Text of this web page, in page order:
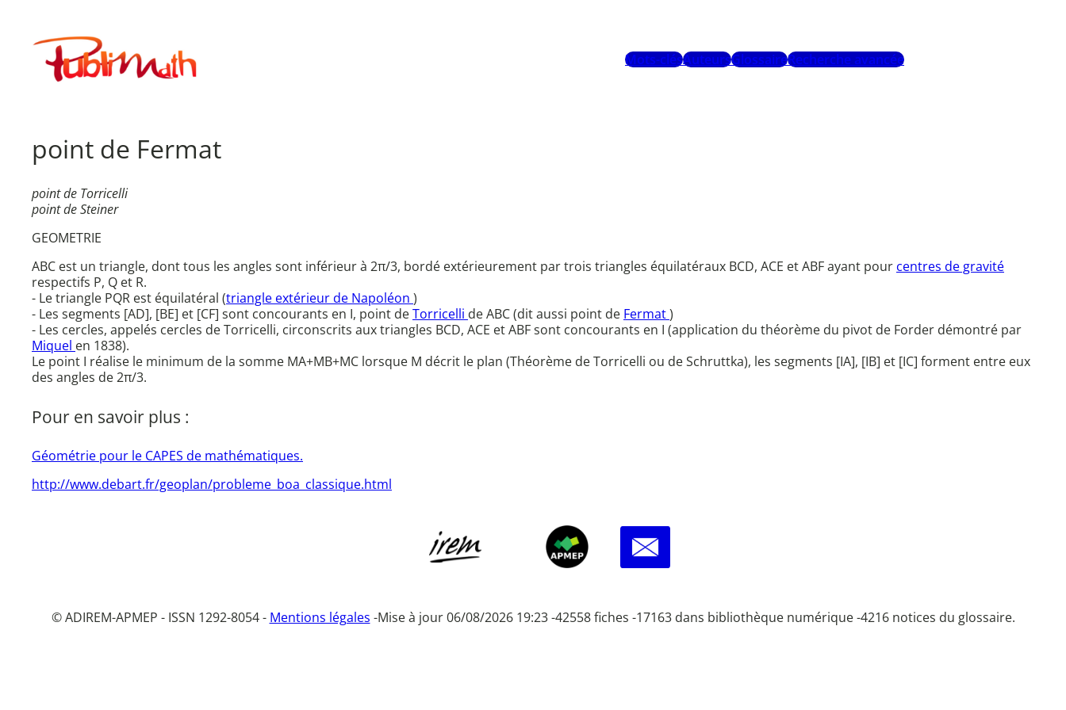
contenuPublimath
Mots-clésAuteursGlossaireRecherche avancée
point de Fermat
point de Torricelli
point de Steiner
GEOMETRIE
ABC est un triangle, dont tous les angles sont inférieur à 2π/3, bordé extérieurement par trois triangles équilatéraux BCD, ACE et ABF ayant pour centres de gravité
respectifs P, Q et R.
- Le triangle PQR est équilatéral (triangle extérieur de Napoléon )
- Les segments [AD], [BE] et [CF] sont concourants en I, point deTorricelli de ABC (dit aussi point de Fermat)
- Les cercles, appelés cercles de Torricelli, circonscrits aux triangles BCD, ACE et ABF sont concourants en I (application du théorème du pivot de Forder démontré par
Miquel en 1838).
Le point I réalise le minimum de la somme MA+MB+MC lorsque M décrit le plan (Théorème de Torricelli ou de Schruttka), les segments [IA], [IB] et [IC] forment entre eux
des angles de 2π/3.
Pour en savoir plus :
Géométrie pour le CAPES de mathématiques.
http://www.debart.fr/geoplan/probleme_boa_classique.html
© ADIREM-APMEP - ISSN 1292-8054 - Mentions légales -Mise à jour 06/08/2026 19:23 -42558 fiches -17163 dans bibliothèque numérique -4216 notices du glossaire.